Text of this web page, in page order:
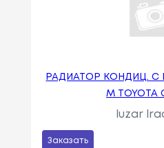
РАДИАТОР КОНДИЦ. С
М TOYOTA
luzar
Заказать